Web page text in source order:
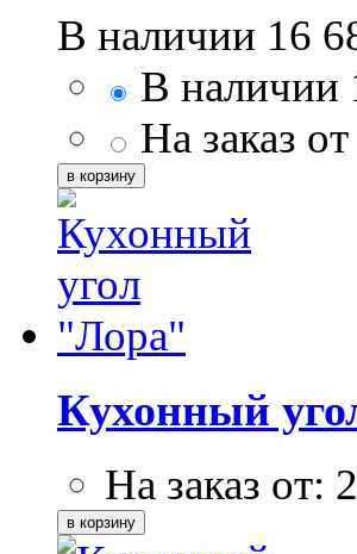
В наличии 16
В наличии
На заказ
Кухонный
На заказ от: